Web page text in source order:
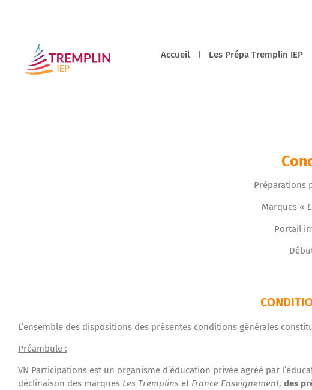
Accueil Les Prépa Tremplin IEP
Préparations
Marques «
Portail
L’ensemble des dispositions des présentes conditions générales
Préambule :
VN Participations est un organisme d’éducation privée agréé par
déclinaison des marques Les Tremplins et France Enseignement, des